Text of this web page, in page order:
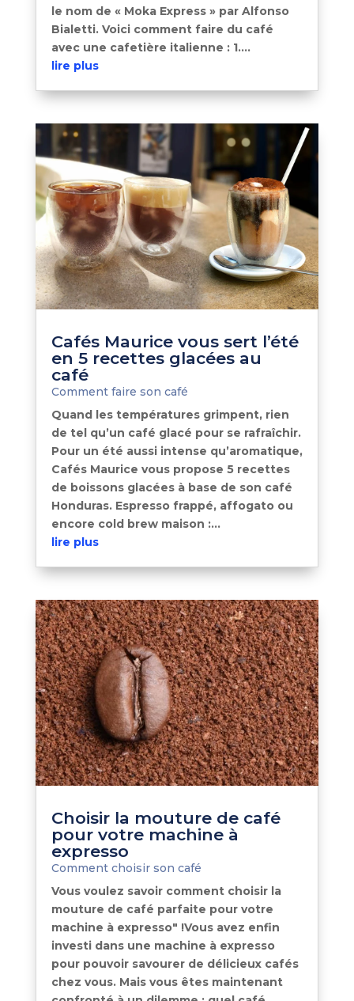
le nom de « Moka Express » par Alfonso
Bialetti. Voici comment faire du café
avec une cafetière italienne : 1....
lire plus
Cafés Maurice vous sert l’été
en 5 recettes glacées au
café
Comment faire son café
Quand les températures grimpent, rien
de tel qu’un café glacé pour se rafraîchir.
Pour un été aussi intense qu’aromatique,
Cafés Maurice vous propose 5 recettes
de boissons glacées à base de son café
Honduras. Espresso frappé, affogato ou
encore cold brew maison :...
lire plus
Choisir la mouture de café
pour votre machine à
expresso
Comment choisir son café
Vous voulez savoir comment choisir la
mouture de café parfaite pour votre
machine à expresso" !Vous avez enfin
investi dans une machine à expresso
pour pouvoir savourer de délicieux cafés
chez vous. Mais vous êtes maintenant